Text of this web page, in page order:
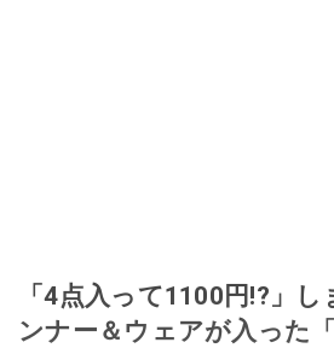
「4点入って1100円!?」
ンナー＆ウェアが入った